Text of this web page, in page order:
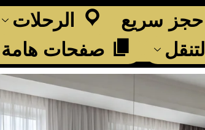
حجز سريع الرحلات
التنقل
صفحات هامة